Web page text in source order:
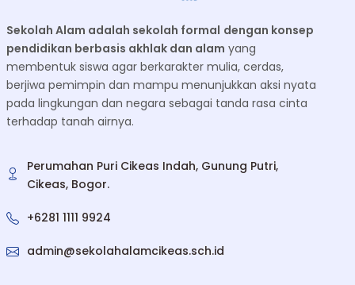
1754 Alumni
528 Siswa
96 Guru/Karyawan
29 Kelas
Rasio Guru:Murid 1:8
untuk anak Anda.